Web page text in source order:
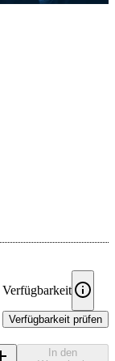
Verfügbarkeit
Verfügbarkeit prüfen
In den